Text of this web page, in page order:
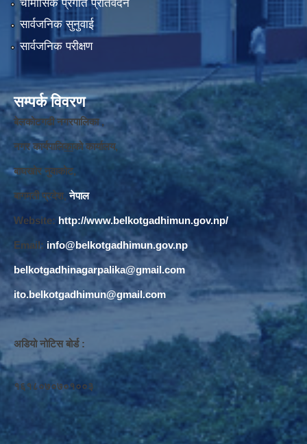
चौमासिक प्रगति प्रतिवेदन
सार्वजनिक सुनुवाई
सार्वजनिक परीक्षण
सम्पर्क विवरण
बेलकोटगढी नगरपालिका ,
नगर कार्यपालिकाको कार्यालय,
बाघखोर नुवाकोट,
बागमती प्रदेश, नेपाल
Website: http://www.belkotgadhimun.gov.np/
Email: info@belkotgadhimun.gov.np
belkotgadhinagarpalika@gmail.com
ito.belkotgadhimun@gmail.com
अडियो नोटिस बोर्ड :
१६१८०७०७०१००३